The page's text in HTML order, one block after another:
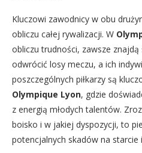
Kluczowi zawodnicy w obu
obliczu całej rywalizacji. W
obliczu trudności, zawsze
odwrócić losy meczu, a ich
poszczególnych piłkarzy są
Olympique Lyon, gdzie
z energią młodych talentów.
boisko i w jakiej dyspozycji, to
potencjalnych skadów na starcie